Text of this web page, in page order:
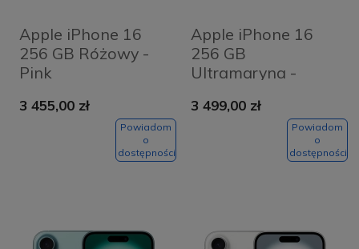
Apple iPhone 16
256 GB Różowy -
Pink
3 455,00 zł
Powiadom
o
dostępności
Apple iPhone 16
256 GB
Ultramaryna -
3 499,00 zł
Powiadom
o
dostępności